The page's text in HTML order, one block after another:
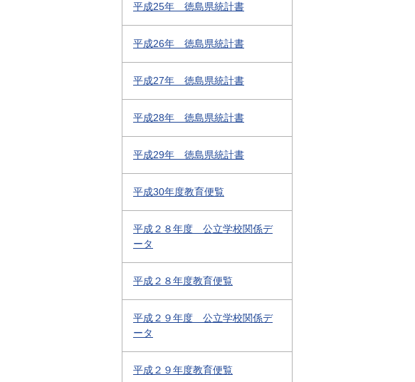
平成25年 徳島県統計書
平成26年 徳島県統計書
平成27年 徳島県統計書
平成28年 徳島県統計書
平成29年 徳島県統計書
平成30年度教育便覧
平成２８年度 公立学校関係デ
ータ
平成２８年度教育便覧
平成２９年度 公立学校関係デ
ータ
平成２９年度教育便覧